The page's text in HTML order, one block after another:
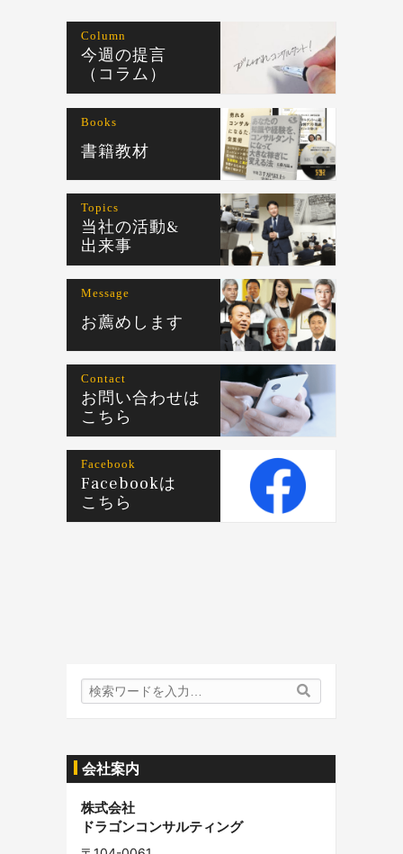
Column
今週の提言
（コラム）
Books
書籍教材
Topics
当社の活動&
出来事
Message
お薦めします
Contact
お問い合わせは
こちら
Facebook
Facebookは
こちら
検
索
会社案内
株式会社
ドラゴンコンサルティング